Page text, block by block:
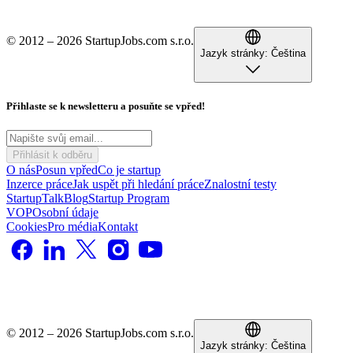
© 2012 – 2026 StartupJobs.com s.r.o.
Jazyk stránky: Čeština
Přihlaste se k newsletteru a posuňte se vpřed!
Přihlásit k odběru
O násPosun vpředCo je startup
Inzerce práceJak uspět při hledání práceZnalostní testy
StartupTalkBlogStartup Program
VOPOsobní údaje
CookiesPro médiaKontakt
© 2012 – 2026 StartupJobs.com s.r.o.
Jazyk stránky: Čeština